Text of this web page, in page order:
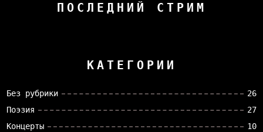
ПОСЛЕДНИЙ СТРИМ
КАТЕГОРИИ
Без рубрики
26
Поэзия
27
Концерты
10